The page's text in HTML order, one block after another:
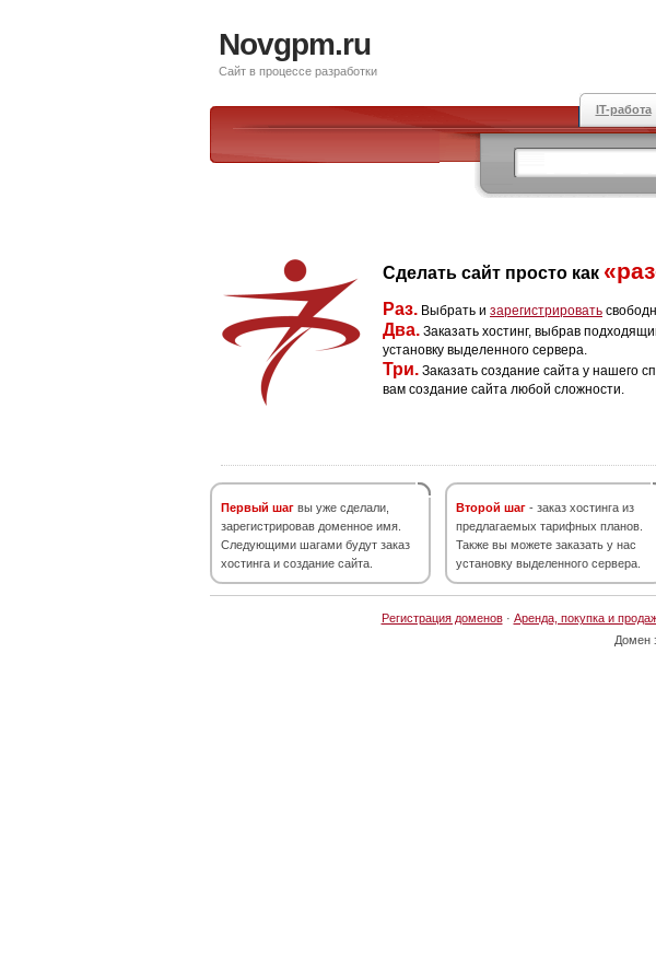
Novgpm.ru
Сайт в процессе разработки
IT-работа
Сделать сайт просто как
Раз. Выбрать и зарегистрировать
Два. Заказать хостинг, выбрав
установку выделенного сервера.
Три. Заказать создание сайта у нашего
вам создание сайта любой сложности.
Первый шаг вы уже сделали,
зарегистрировав доменное имя.
Следующими шагами будут заказ
хостинга и создание сайта.
Второй шаг - заказ хостинга из
предлагаемых тарифных планов.
Также вы можете заказать у нас
установку выделенного сервера.
Регистрация доменов· Аренда, покупка и
Домен